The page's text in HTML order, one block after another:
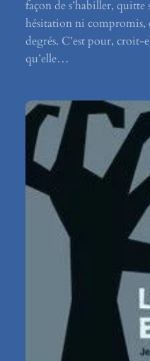
façon de s’habiller,
hésitation ni compromis,
degrés. C’est pour, croit-
qu’elle…